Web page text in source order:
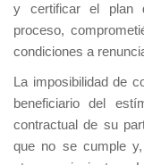
y certificar el plan
proceso,
condiciones a
La imposibilidad de
beneficiario del
contractual de su
que no se cumple